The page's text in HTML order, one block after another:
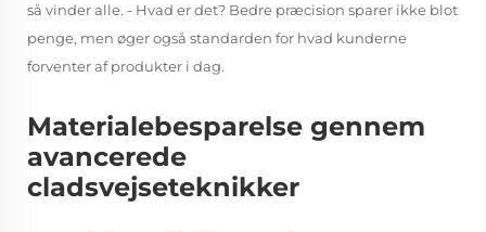
så vinder alle. - Hvad er det? Bedre præcision sparer ikke blot
penge, men øger også standarden for hvad kunderne
forventer af produkter i dag.
Materialebesparelse gennem
avancerede
cladsvejseteknikker